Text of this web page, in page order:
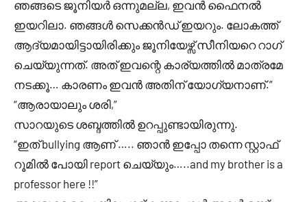
ഞങ്ങടെ ജൂനിയർ ഒന്നുമല്ല, ഇവൻ ഫൈനൽ
ഇയറിലാ. ഞങ്ങൾ സെക്കൻഡ് ഇയറും. ലോകത്ത്
ആദ്യമായിട്ടായിരിക്കും ജൂനിയേഴ്സ് സീനിയറെ റാഗ്
ചെയ്യുന്നത്. അത് ഇവന്റെ കാര്യത്തിൽ മാത്രമേ
നടക്കൂ… കാരണം ഇവൻ അതിന് യോഗ്യനാണ്.”
“ആരായാലും ശരി,”
സാറയുടെ ശബ്ദത്തിൽ ഉറപ്പുണ്ടായിരുന്നു.
“ഇത് bullying ആണ് ….. ഞാൻ ഇപ്പോ തന്നെ സ്റ്റാഫ്
റൂമിൽ പോയി report ചെയ്യും…..and my brother is a
professor here !!”